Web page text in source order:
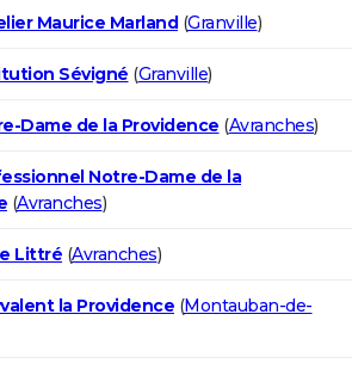
Maurice Marland(Granville)
Sévigné (Granville)
Dame de la Providence (Avranches)
Notre-Dame de la
(Avranches)
Littré (Avranches)
la Providence (Montauban-de-